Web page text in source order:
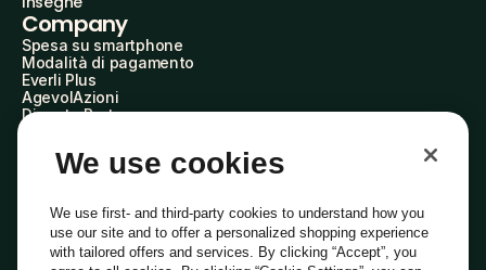
Company
Spesa su smartphone
Modalità di pagamento
Everli Plus
AgevolAzioni
Diventa Partner
Everli Shoppers
About Us
Everli News
Domande frequenti
Lavora con noi
Diventa Shopper
We use cookies
We use first- and third-party cookies to understand how you
use our site and to offer a personalized shopping experience
with tailored offers and services. By clicking “Accept”, you